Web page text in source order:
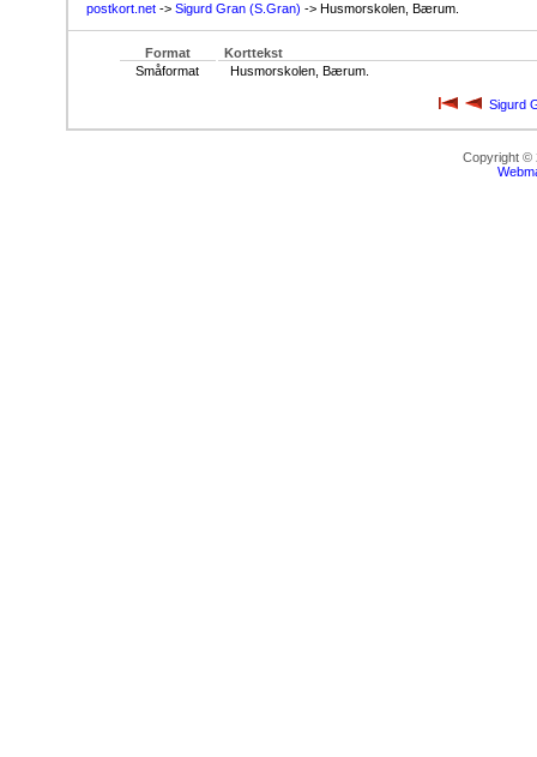
postkort.net -> Sigurd Gran (S.Gran) -> Husmorskolen, Bærum.
Format
Korttekst
Småformat
Husmorskolen, Bærum.
Sigurd
Copyright ©